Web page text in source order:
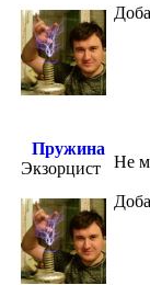
Пружина
Экзорцист
Не